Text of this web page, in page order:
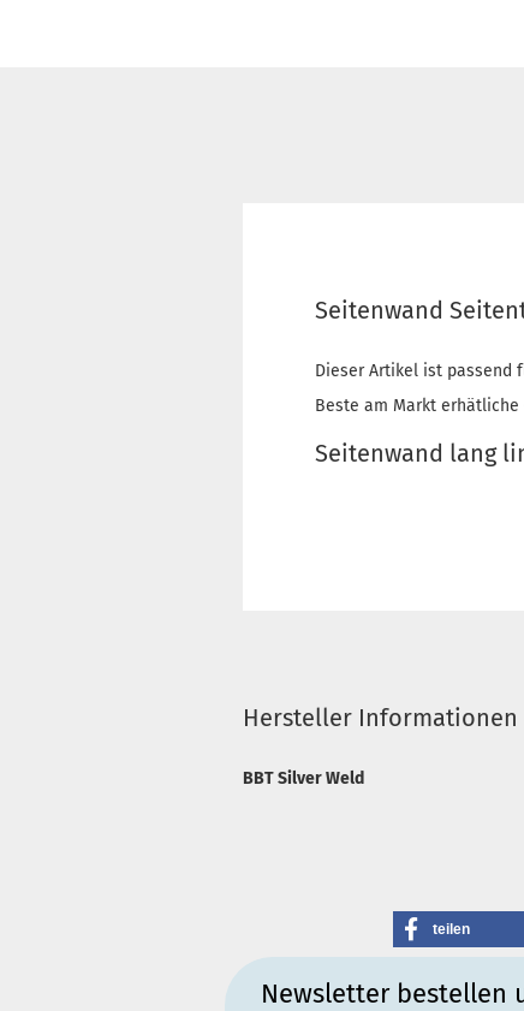
Seitenwand
Dieser Artikel ist passend
Beste am Markt
Seitenwand lang
Hersteller Informationen
BBT Silver Weld
teilen
Newsletter bestellen